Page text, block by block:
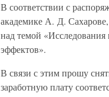
В соответствии с
академике А. Д.
над темой
эффектов».
В связи с этим прошу
заработную плату